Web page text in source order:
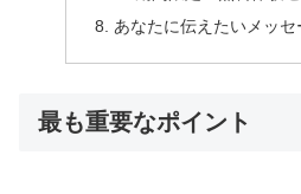
あなたに伝えたいメッセ
最も重要なポイント